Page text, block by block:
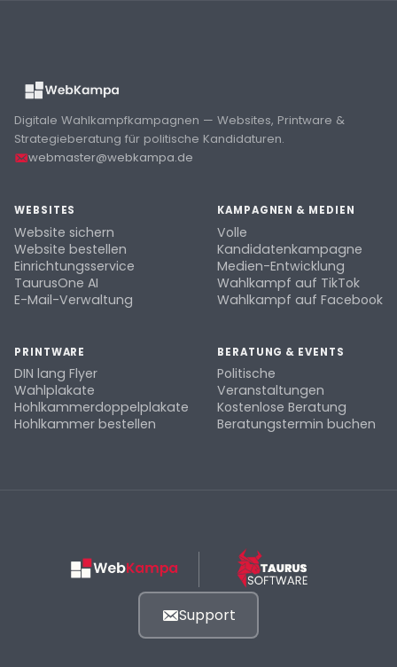
Digitale Wahlkampfkampagnen — Websites, Printware &
Strategieberatung für politische Kandidaturen.
webmaster@webkampa.de
WEBSITES
Website sichern
Website bestellen
Einrichtungsservice
TaurusOne AI
E-Mail-Verwaltung
KAMPAGNEN & MEDIEN
Volle
Kandidatenkampagne
Medien-Entwicklung
Wahlkampf auf TikTok
Wahlkampf auf Facebook
PRINTWARE
DIN lang Flyer
Wahlplakate
Hohlkammerdoppelplakate
Hohlkammer bestellen
BERATUNG & EVENTS
Politische
Veranstaltungen
Kostenlose Beratung
Beratungstermin buchen
Support